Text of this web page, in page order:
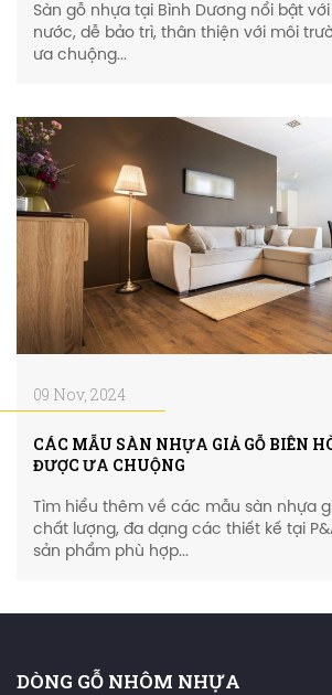
Sàn gỗ nhựa tại Bình Dương nổi bật
nước, dễ bảo trì, thân thiện với môi
ưa chuộng...
09 Nov, 2024
CÁC MẪU SÀN NHỰA GIẢ GỖ BIÊN
ĐƯỢC ƯA CHUỘNG
Tìm hiểu thêm về các mẫu sàn nhựa
chất lượng, đa dạng các thiết kế tại
sản phẩm phù hợp...
DÒNG GỖ NHÔM NHỰA